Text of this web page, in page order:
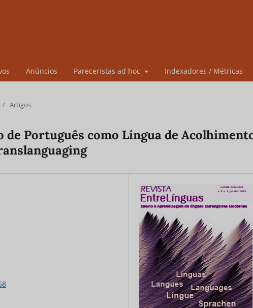
Anúncios Pareceristas ad hoc Indexadores / Métricas
/ Artigos
de Português como Língua de